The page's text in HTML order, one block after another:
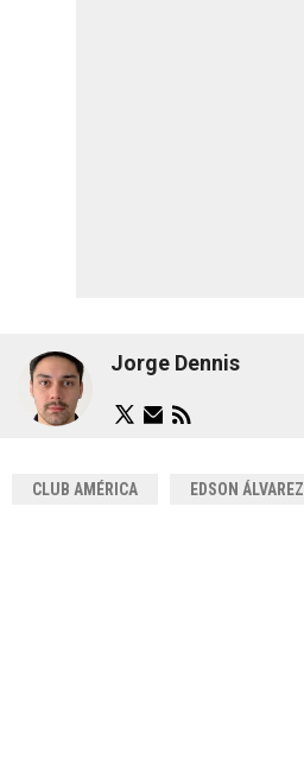
Jorge Dennis
CLUB AMÉRICA EDSON ÁLVAREZ